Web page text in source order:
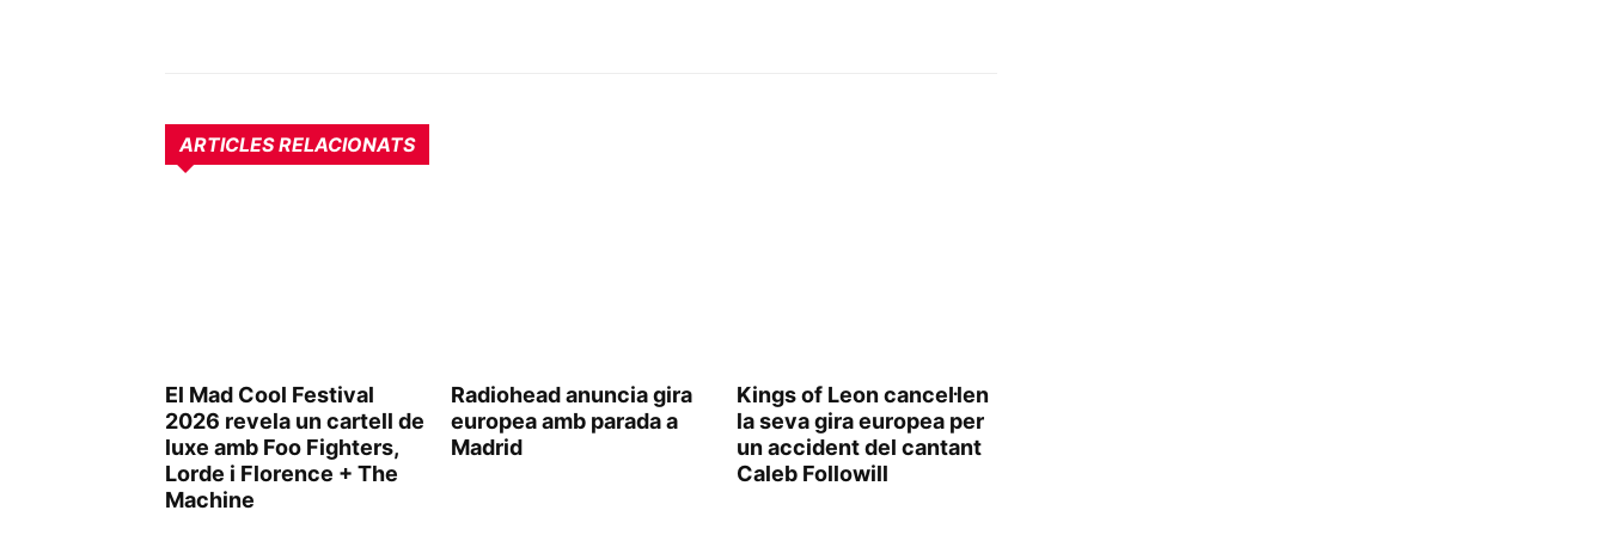
ARTICLES RELACIONATS
El Mad Cool Festival
2026 revela un cartell de
luxe amb Foo Fighters,
Lorde i Florence + The
Machine
Radiohead anuncia gira
europea amb parada a
Madrid
Kings of Leon cancel·len
la seva gira europea per
un accident del cantant
Caleb Followill